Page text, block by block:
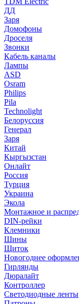
ДД
Заря
Домофоны
Дроселя
Звонки
Кабель каналы
Лампы
ASD
Osram
Philips
Pila
Technolight
Белоруссия
Генерал
Заря
Китай
Кыргызстан
Онлайт
Россия
Турция
Украина
Экола
Монтажное и
DIN-рейки
Клемники
Шины
Щиток
Новогоднее
Гирлянды
Дюралайт
Контроллер
Светодиодные ленты